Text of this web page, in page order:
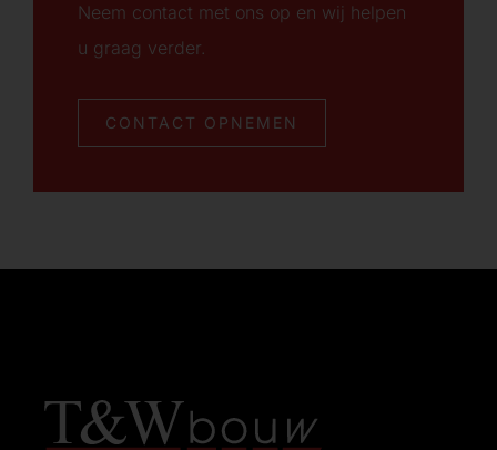
Neem contact met ons op en wij helpen
u graag verder.
CONTACT OPNEMEN